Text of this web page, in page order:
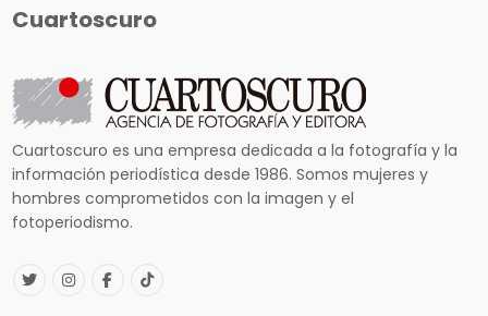
Cuartoscuro
Cuartoscuro es una empresa dedicada a la fotografía y la
información periodística desde 1986. Somos mujeres y
hombres comprometidos con la imagen y el
fotoperiodismo.